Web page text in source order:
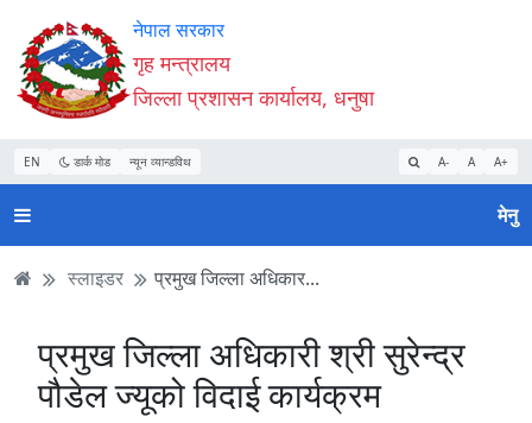
Accessibility
Mode
सुरु
गर्नुहोस्
सामाग्री
पढ्नुहाेस्
नेभिगेसन
पढ्नुहाेस्
वेबसाइट
खोजमा
जानुहोस्
नेपाल सरकार
गृह मन्त्रालय
जिल्ला प्रशासन कार्यालय, धनुषा
EN डार्क मोड न्यून व्यान्डविथ A- A A+
मेनु
स्लाइडर प्रमुख जिल्ला अधिकार...
प्रमुख जिल्ला अधिकारी श्री सुरेन्द्र
पौडेल ज्यूको विदाई कार्यक्रम